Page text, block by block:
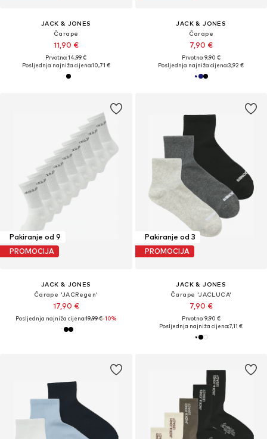
JACK & JONES
Čarape
11,90 €
Prvotno: 14,99 €
Posljednja najniža cijena:10,71 €
JACK & JONES
Čarape
7,90 €
Prvotno: 9,90 €
Posljednja najniža cijena:3,92 €
Pakiranje od 9
PROMOCIJA
JACK & JONES
Čarape 'JACRegen'
17,90 €
Posljednja najniža cijena:19,99 €-10%
Pakiranje od 3
PROMOCIJA
JACK & JONES
Čarape 'JACLUCA'
7,90 €
Prvotno: 9,90 €
Posljednja najniža cijena:7,11 €